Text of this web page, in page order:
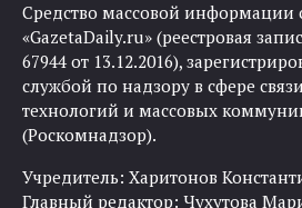
Средство массовой информации
«GazetaDaily.ru» (реестровая
67944 от 13.12.2016),
службой по надзору в сфере
технологий и массовых
(Роскомнадзор).
Учредитель: Харитонов
Главный редактор: Чухутова